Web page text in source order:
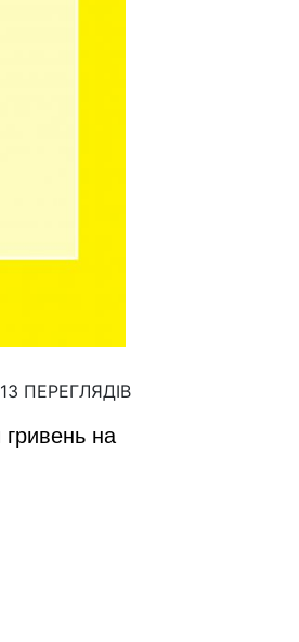
ПЕРЕГЛЯДІВ
гривень на